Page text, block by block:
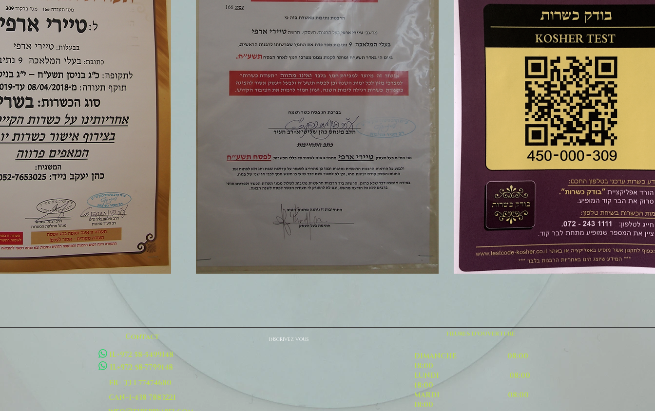
Contact
IL+972 58-5499148
IL+972 58-7799148
FR+ 33 1 77474680
CAN+1-438 7883221
INSCRIVEZ VOUS
HEURES D'OUVERTURE
DIMANCHE 08:00
18:00
LUNDI 08:00
18:00
MARDI 08:00
18:00